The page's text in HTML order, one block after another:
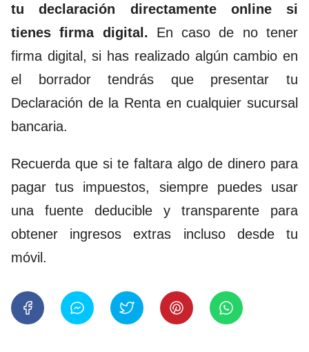
tu declaración directamente online si
tienes firma digital. En caso de no tener
firma digital, si has realizado algún cambio en
el borrador tendrás que presentar tu
Declaración de la Renta en cualquier sucursal
bancaria.
Recuerda que si te faltara algo de dinero para
pagar tus impuestos, siempre puedes usar
una fuente deducible y transparente para
obtener ingresos extras incluso desde tu
móvil.